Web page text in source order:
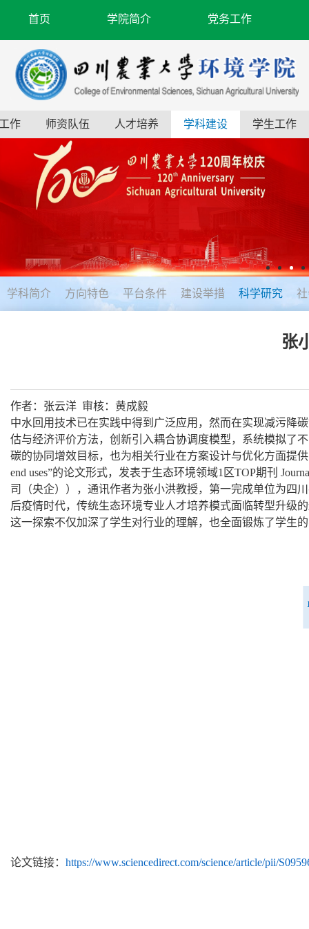
首页 学院简介 党务工作
作 师资队伍 人才培养 学科建设 学生工作
学科简介 方向特色 平台条件 建设举措 科学研究
张
作者：张云洋 审核：黄成毅
中水回用技术已在实践中得到广泛应用，然而在实现减污降
估与经济评价方法，创新引入耦合协调度模型，系统模拟了
碳的协同增效目标，也为相关行业在方案设计与优化方面提供
end uses”的论文形式，发表于生态环境领域1区TOP期刊
司（央企）），通讯作者为张小洪教授，第一完成单位为四
后疫情时代，传统生态环境专业人才培养模式面临转型升级
这一探索不仅加深了学生对行业的理解，也全面锻炼了学生
论文链接： https://www.sciencedirect.com/science/article/pii/